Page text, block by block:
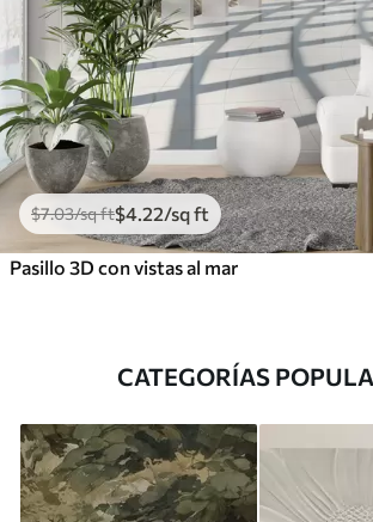
$7.03/sq ft$4 .22/sq ft
Pasillo 3D con vistas al mar
CATEGORÍAS